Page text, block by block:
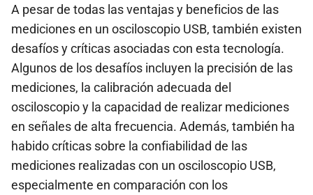
A pesar de todas las ventajas y beneficios de las
mediciones en un osciloscopio USB, también existen
desafíos y críticas asociadas con esta tecnología.
Algunos de los desafíos incluyen la precisión de las
mediciones, la calibración adecuada del
osciloscopio y la capacidad de realizar mediciones
en señales de alta frecuencia. Además, también ha
habido críticas sobre la confiabilidad de las
mediciones realizadas con un osciloscopio USB,
especialmente en comparación con los